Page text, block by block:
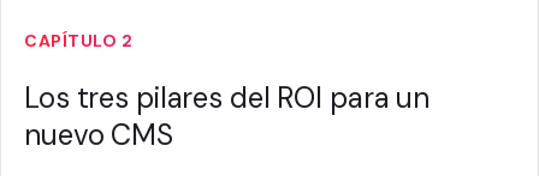
CAPÍTULO 2
Los tres pilares del ROI para un
nuevo CMS